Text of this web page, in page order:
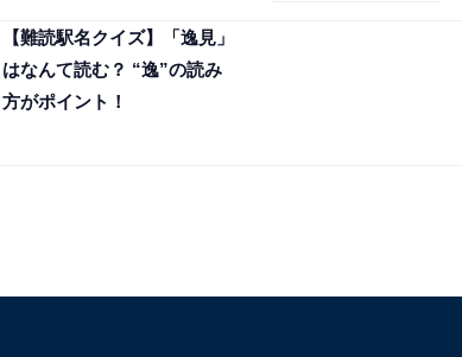
【難読駅名クイズ】「逸見」
はなんて読む？ “逸”の読み
方がポイント！